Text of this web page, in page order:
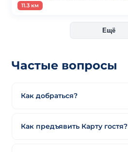
11.3 км
Ещё
Частые вопросы
Как добраться?
Как предъявить Карту гостя?